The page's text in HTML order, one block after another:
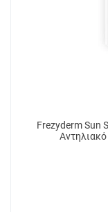
Frezyderm Sun